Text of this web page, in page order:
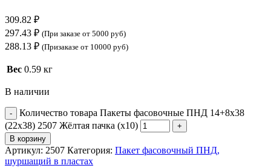
309.82 ₽
297.43 ₽ (При заказе от 5000 руб)
288.13 ₽ (Призаказе от 10000 руб)
Вес 0.59 кг
В наличии
Количество товара Пакеты фасовочные ПНД 14+8х38
(22х38) 2507 Жёлтая пачка (х10)
В корзину
Артикул: 2507 Категория: Пакет фасовочный ПНД,
шуршащий в пластах